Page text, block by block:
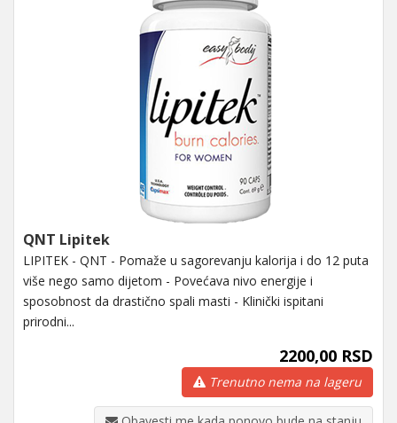
QNT Lipitek
LIPITEK - QNT - Pomaže u sagorevanju kalorija i do 12 puta
više nego samo dijetom - Povećava nivo energije i
sposobnost da drastično spali masti - Klinički ispitani
prirodni...
2200,00 RSD
Trenutno nema na lageru